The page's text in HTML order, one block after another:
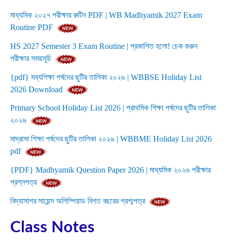
মাধ্যমিক ২০২৭ পরীক্ষার রুটিন PDF | WB Madhyamik 2027 Exam
Routine PDF
HS 2027 Semester 3 Exam Routine | প্রকাশিত হলো! চেক করুন
পরীক্ষার সময়সূচি
{pdf} মধ্যশিক্ষা পর্ষদের ছুটির তালিকা ২০২৬ | WBBSE Holiday List
2026 Download
Primary School Holiday List 2026 | প্রাথমিক শিক্ষা পর্ষদের ছুটির তালিকা
২০২৬
মাদ্রাসা শিক্ষা পর্ষদের ছুটির তালিকা ২০২৬ | WBBME Holiday List 2026
pdf
{PDF} Madhyamik Question Paper 2026 | মাধ্যমিক ২০২৬ পরীক্ষার
প্রশ্নপত্র
বিদ্যাসাগর সায়েন্স অলিম্পিয়াড বিগত বছরের প্রশ্মপত্র
Class Notes